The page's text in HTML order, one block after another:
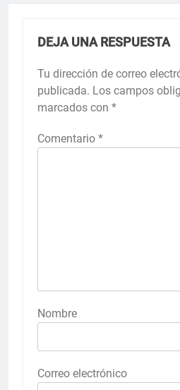
DEJA UNA RESPUESTA
Tu dirección de correo
publicada. Los campos
marcados con *
Comentario *
Nombre
Correo electrónico